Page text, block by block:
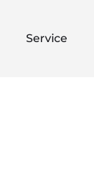
Service